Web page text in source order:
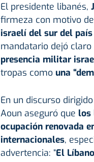
El presidente libanés,
firmeza con motivo
israelí del sur del
mandatario dejó claro
presencia militar
tropas comouna
En un discurso
Aoun aseguró que los
ocupación renovada
internacionales,
advertencia: “El